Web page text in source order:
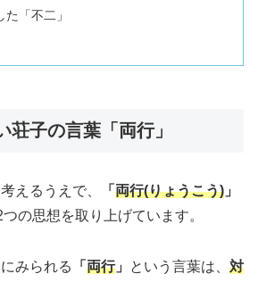
「不二」
荘子の言葉「両行」
えるうえで、 「 両行(りょうこう) 」
つの思想を取り上げています。
にみられる 「 両行」 という言葉は、 対